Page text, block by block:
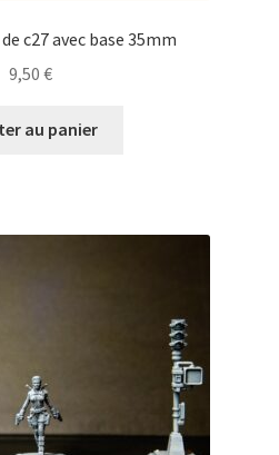
c27 avec base 35mm
9,50 €
au panier